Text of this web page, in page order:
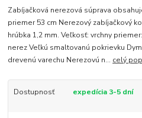
Zabíjačková nerezová súprava
priemer 53 cm Nerezový zabíjačkový
hrúbka 1,2 mm. Veľkosť: vrchny
nerez Veľkú smaltovanú pokrievku
drevenú varechu Nerezovú n... celý
Dostupnosť expedícia 3-5 dní